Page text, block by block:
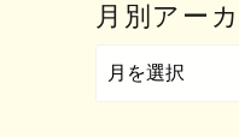
月別アー